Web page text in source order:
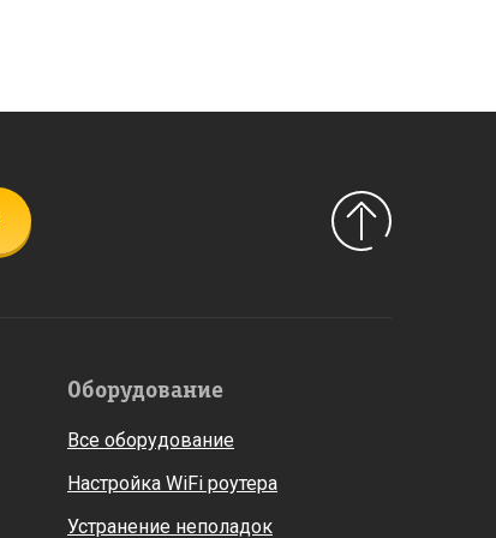
Оборудование
Все оборудование
Настройка WiFi роутера
Устранение неполадок